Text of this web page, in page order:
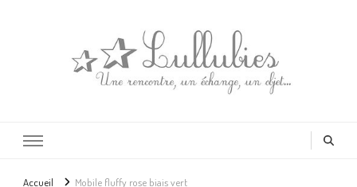
Accueil Mobile fluffy rose biais vert